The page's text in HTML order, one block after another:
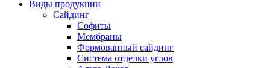
Виды продукции
Сайдинг
Софиты
Мембраны
Формованный сайдинг
Система отделки углов